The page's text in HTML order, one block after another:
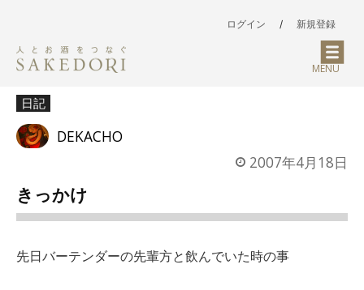
ログイン / 新規登録
MENU
日記
DEKACHO
2007年4月18日
きっかけ
先日バーテンダーの先輩方と飲んでいた時の事